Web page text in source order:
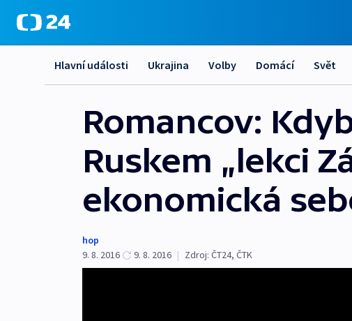
Hlavní události Ukrajina Volby Domácí Svět
Romancov:
Ruskem „lekci
ekonomická
hop
9. 8. 2016
9. 8. 2016 | Zdroj: ČT24, ČTK